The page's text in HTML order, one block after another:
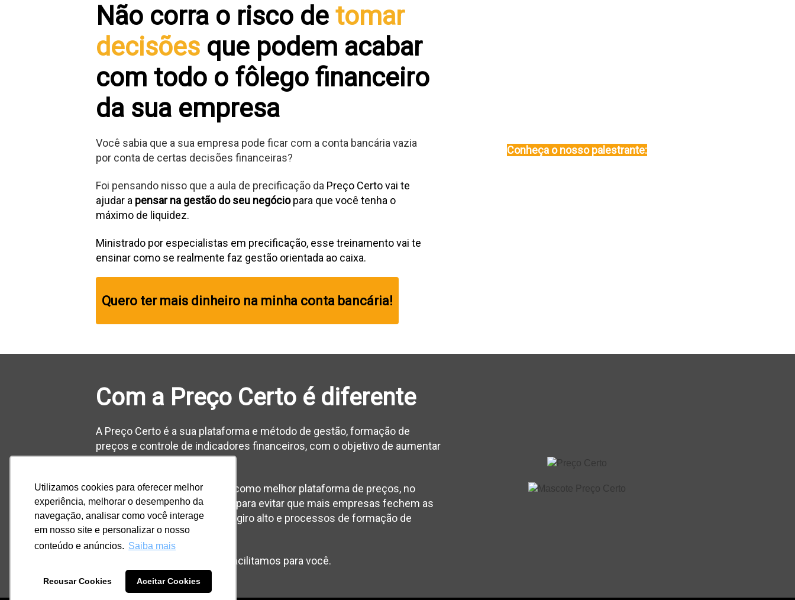
Utilizamos cookies para oferecer melhor
experiência, melhorar o desempenho da
navegação, analisar como você interage
em nosso site e personalizar o nosso
conteúdo e anúncios. Saiba mais
Recusar Cookies Aceitar Cookies
Não corra o risco de tomar
decisões que podem acabar
com todo o fôlego financeiro
da sua empresa
Você sabia que a sua empresa pode ficar com a conta bancária vazia
por conta de certas decisões financeiras?
Foi pensando nisso que a aula de precificação da Preço Certo vai te
ajudar a pensar na gestão do seu negóciopara que você tenha o
máximo de liquidez.
Ministrado por especialistas em precificação, esse treinamento vai te
ensinar como se realmente faz gestão orientada ao caixa.
Quero ter mais dinheiro na minha conta bancária!
Conheça o nosso palestrante:
Com a Preço Certo é diferente
A Preço Certo é a sua plataforma e método de gestão, formação de
preços e controle de indicadores financeiros, com o objetivo de aumentar
o seu lucro e caixa.
Reconhecida pelo Santander, como melhor plataforma de preços, no
Brasil. Lutamos todos os dias para evitar que mais empresas fechem as
portas por conta de capital de giro alto e processos de formação de
preços falhos.
Precificar é um desafio, nós facilitamos para você.